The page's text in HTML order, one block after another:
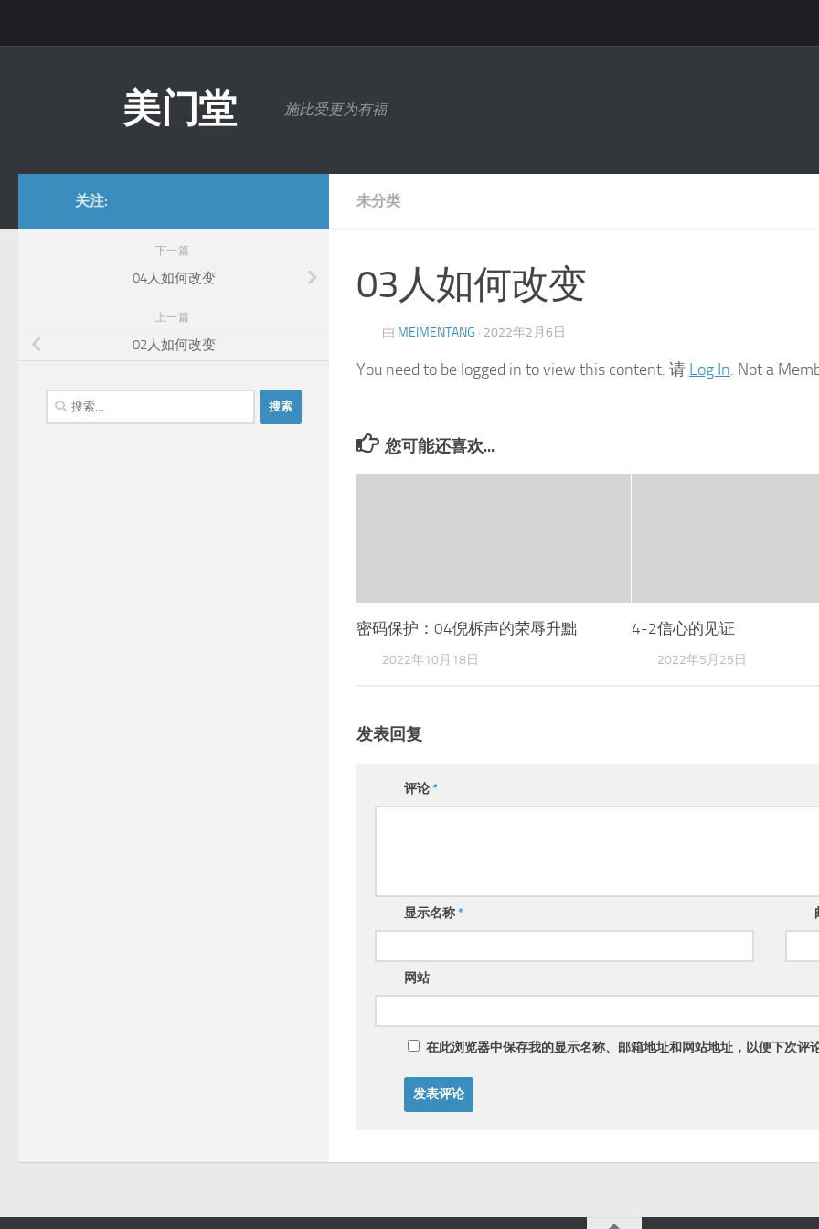
美门堂 施比受更为有福
未分类
03人如何改变
由 MEIMENTANG · 2022年2月6日
You need to be logged in to view this content. 请 Log In. Not a
您可能还喜欢...
密码保护：04倪柝声的荣辱升黜
2022年10月18日
4-2信心的见证
2022年5月25日
发表回复
评论*
显示名称*
网站
在此浏览器中保存我的显示名称、邮箱地址和网站地址，以便下次评
关注:
下一篇
04人如何改变
上一篇
02人如何改变
搜
索：